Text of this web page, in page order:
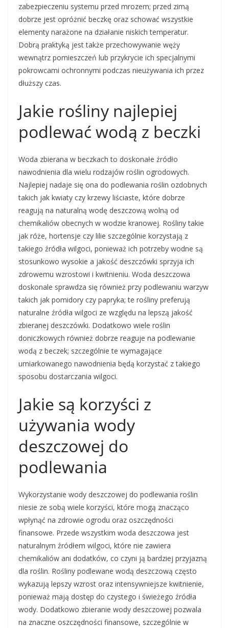
zabezpieczeniu systemu przed mrozem; przed zimą
dobrze jest opróżnić beczkę oraz schować wszystkie
elementy narażone na działanie niskich temperatur.
Dobrą praktyką jest także przechowywanie węży
wewnątrz pomieszczeń lub przykrycie ich specjalnymi
pokrowcami ochronnymi podczas nieużywania ich przez
dłuższy czas.
Jakie rośliny najlepiej
podlewać wodą z beczki
Woda zbierana w beczkach to doskonałe źródło
nawodnienia dla wielu rodzajów roślin ogrodowych.
Najlepiej nadaje się ona do podlewania roślin ozdobnych
takich jak kwiaty czy krzewy liściaste, które dobrze
reagują na naturalną wodę deszczową wolną od
chemikaliów obecnych w wodzie kranowej. Rośliny takie
jak róże, hortensje czy lilie szczególnie korzystają z
takiego źródła wilgoci, ponieważ ich potrzeby wodne są
stosunkowo wysokie a jakość deszczówki sprzyja ich
zdrowemu wzrostowi i kwitnieniu. Woda deszczowa
doskonale sprawdza się również przy podlewaniu warzyw
takich jak pomidory czy papryka; te rośliny preferują
naturalne źródła wilgoci ze względu na lepszą jakość
zbieranej deszczówki. Dodatkowo wiele roślin
doniczkowych również dobrze reaguje na podlewanie
wodą z beczek; szczególnie te wymagające
umiarkowanego nawodnienia będą korzystać z takiego
sposobu dostarczania wilgoci.
Jakie są korzyści z
używania wody
deszczowej do
podlewania
Wykorzystanie wody deszczowej do podlewania roślin
niesie ze sobą wiele korzyści, które mogą znacząco
wpłynąć na zdrowie ogrodu oraz oszczędności
finansowe. Przede wszystkim woda deszczowa jest
naturalnym źródłem wilgoci, które nie zawiera
chemikaliów ani dodatków, co czyni ją bardziej przyjazną
dla roślin. Rośliny podlewane wodą deszczową często
wykazują lepszy wzrost oraz intensywniejsze kwitnienie,
ponieważ mają dostęp do czystego i świeżego źródła
wody. Dodatkowo zbieranie wody deszczowej pozwala
na znaczne oszczędności finansowe, szczególnie w